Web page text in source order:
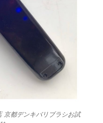
京都デンキバリブラシお試